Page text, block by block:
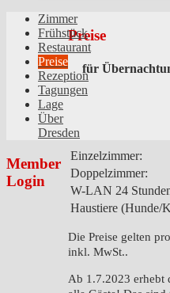
Preise
für
Einzelzimmer:
Doppelzimmer:
W-LAN 24
Haustiere (Hunde/
Die Preise gelten
inkl. MwSt..
Ab 1.7.2023 erhebt
Zimmer
Frühstück
Restaurant
Preise
Rezeption
Tagungen
Lage
Über
Dresden
Member
Login